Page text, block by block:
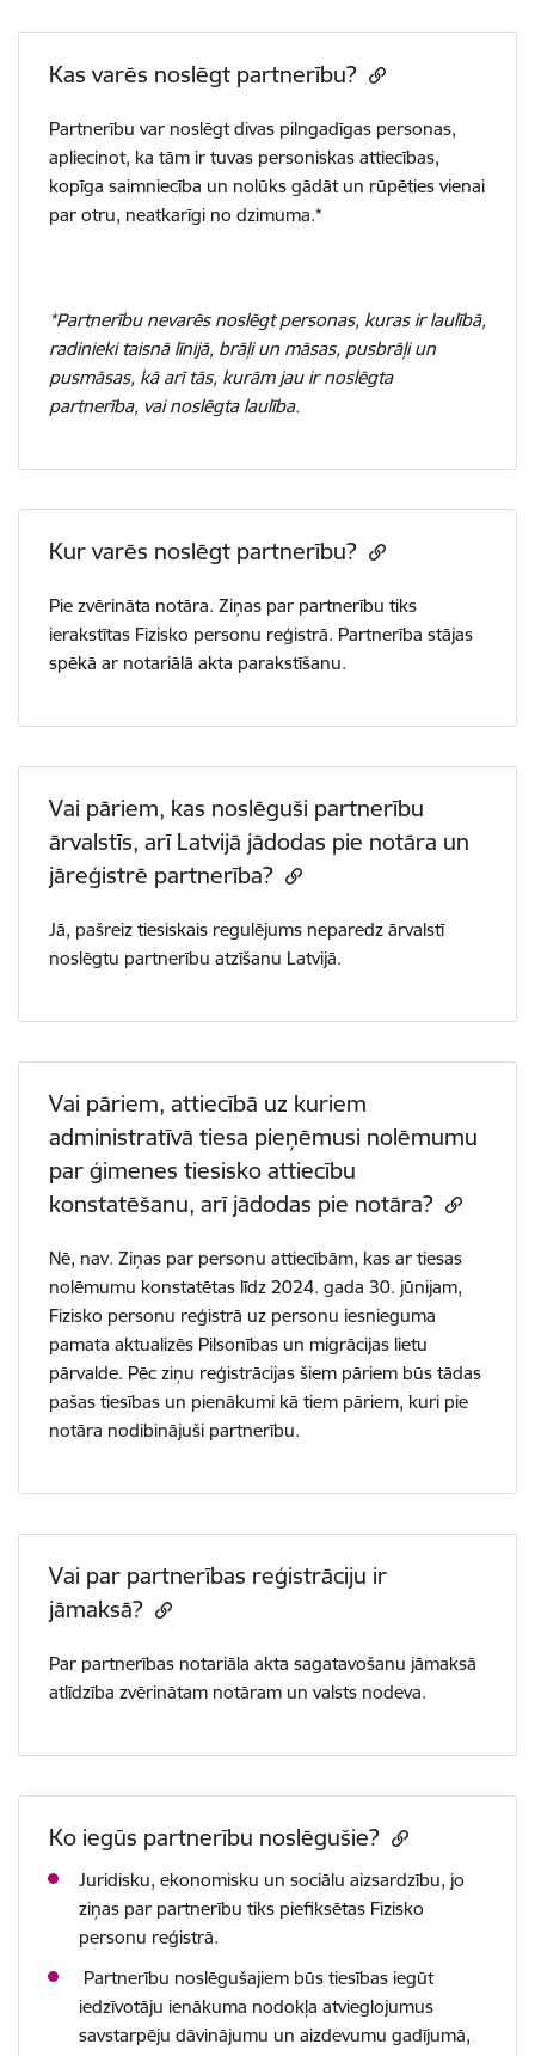
Kas varēs noslēgt partnerību?
Partnerību var noslēgt divas pilngadīgas personas,
apliecinot, ka tām ir tuvas personiskas attiecības,
kopīga saimniecība un nolūks gādāt un rūpēties vienai
par otru, neatkarīgi no dzimuma.*
*Partnerību nevarēs noslēgt personas, kuras ir laulībā,
radinieki taisnā līnijā, brāļi un māsas, pusbrāļi un
pusmāsas, kā arī tās, kurām jau ir noslēgta
partnerība, vai noslēgta laulība.
Kur varēs noslēgt partnerību?
Pie zvērināta notāra. Ziņas par partnerību tiks
ierakstītas Fizisko personu reģistrā. Partnerība stājas
spēkā ar notariālā akta parakstīšanu.
Vai pāriem, kas noslēguši partnerību
ārvalstīs, arī Latvijā jādodas pie notāra un
jāreģistrē partnerība?
Jā, pašreiz tiesiskais regulējums neparedz ārvalstī
noslēgtu partnerību atzīšanu Latvijā.
Vai pāriem, attiecībā uz kuriem
administratīvā tiesa pieņēmusi nolēmumu
par ģimenes tiesisko attiecību
konstatēšanu, arī jādodas pie notāra?
Nē, nav. Ziņas par personu attiecībām, kas ar tiesas
nolēmumu konstatētas līdz 2024. gada 30. jūnijam,
Fizisko personu reģistrā uz personu iesnieguma
pamata aktualizēs Pilsonības un migrācijas lietu
pārvalde. Pēc ziņu reģistrācijas šiem pāriem būs tādas
pašas tiesības un pienākumi kā tiem pāriem, kuri pie
notāra nodibinājuši partnerību.
Vai par partnerības reģistrāciju ir
jāmaksā?
Par partnerības notariāla akta sagatavošanu jāmaksā
atlīdzība zvērinātam notāram un valsts nodeva.
Ko iegūs partnerību noslēgušie?
Juridisku, ekonomisku un sociālu aizsardzību, jo
ziņas par partnerību tiks piefiksētas Fizisko
personu reģistrā.
Partnerību noslēgušajiem būs tiesības iegūt
iedzīvotāju ienākuma nodokļa atvieglojumus
savstarpēju dāvinājumu un aizdevumu gadījumā,